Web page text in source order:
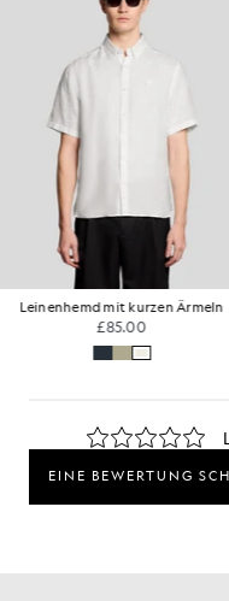
Leinenhemd mit kurzen Ärmeln
£85.00